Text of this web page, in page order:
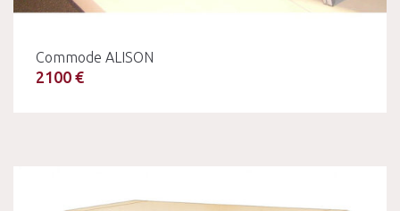
Commode ALISON
2100 €